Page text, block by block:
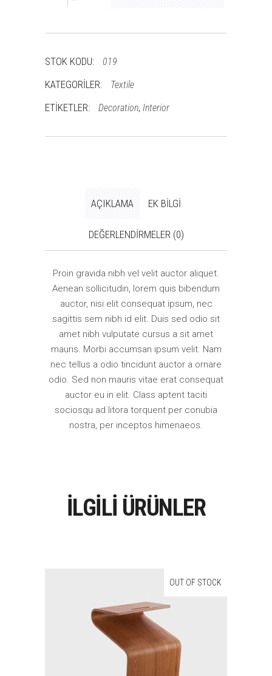
quantity
STOK KODU: 019
KATEGORILER: Textile
ETIKETLER: Decoration, Interior
AÇIKLAMA EK BILGI
DEĞERLENDIRMELER (0)
Proin gravida nibh vel velit auctor aliquet.
Aenean sollicitudin, lorem quis bibendum
auctor, nisi elit consequat ipsum, nec
sagittis sem nibh id elit. Duis sed odio sit
amet nibh vulputate cursus a sit amet
mauris. Morbi accumsan ipsum velit. Nam
nec tellus a odio tincidunt auctor a ornare
odio. Sed non mauris vitae erat consequat
auctor eu in elit. Class aptent taciti
sociosqu ad litora torquent per conubia
nostra, per inceptos himenaeos.
İLGILI ÜRÜNLER
OUT OF STOCK
Devamını Oku